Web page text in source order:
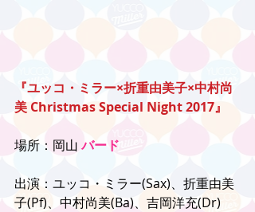
『ユッコ・ミラー×折重由美子×中村尚
美 Christmas Special Night 2017』
場所：岡山 バード
出演：ユッコ・ミラー(Sax)、折重由美
子(Pf)、中村尚美(Ba)、吉岡洋充(Dr)